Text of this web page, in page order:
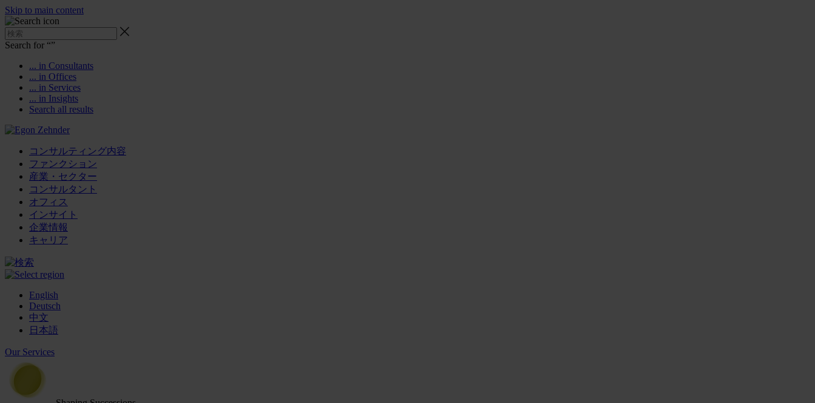
Skip to main content
Search for “”
... in Consultants
... in Offices
... in Services
... in Insights
Search all results
コンサルティング内容
ファンクション
産業・セクター
コンサルタント
オフィス
インサイト
企業情報
キャリア
English
Deutsch
中文
日本語
Our Services